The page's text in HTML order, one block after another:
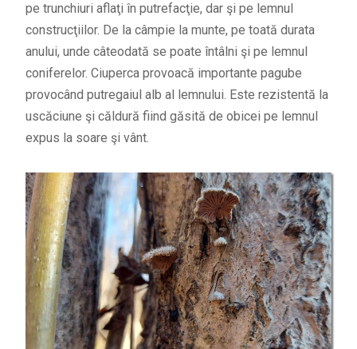
pe trunchiuri aflaţi în putrefacţie, dar şi pe lemnul
construcţiilor. De la câmpie la munte, pe toată durata
anului, unde câteodată se poate întâlni şi pe lemnul
coniferelor. Ciuperca provoacă importante pagube
provocând putregaiul alb al lemnului. Este rezistentă la
uscăciune şi căldură fiind găsită de obicei pe lemnul
expus la soare şi vânt.